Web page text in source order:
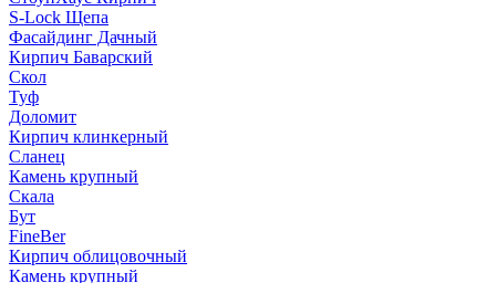
S-Lock Щепа
Фасайдинг Дачный
Кирпич Баварский
Скол
Туф
Доломит
Кирпич клинкерный
Сланец
Камень крупный
Скала
Бут
FineBer
Кирпич облицовочный
Камень крупный